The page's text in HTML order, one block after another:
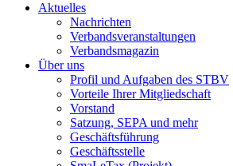
Aktuelles
Nachrichten
Verbandsveranstaltungen
Verbandsmagazin
Über uns
Profil und Aufgaben des STBV
Vorteile Ihrer Mitgliedschaft
Vorstand
Satzung, SEPA und mehr
Geschäftsführung
Geschäftsstelle